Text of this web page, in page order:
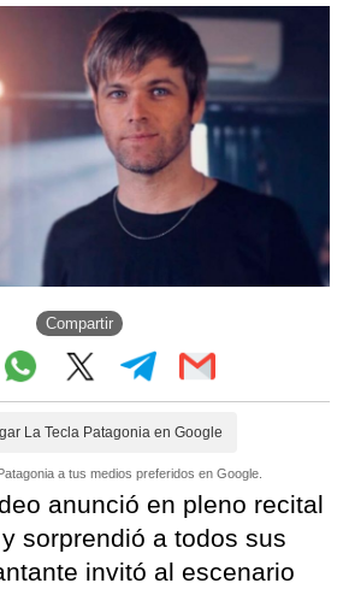
Compartir
La Tecla Patagonia en Google
a tus medios preferidos en Google.
anunció en pleno recital
sorprendió a todos sus
invitó al escenario